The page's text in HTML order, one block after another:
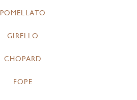
POMELLATO
GIRELLO
CHOPARD
FOPE